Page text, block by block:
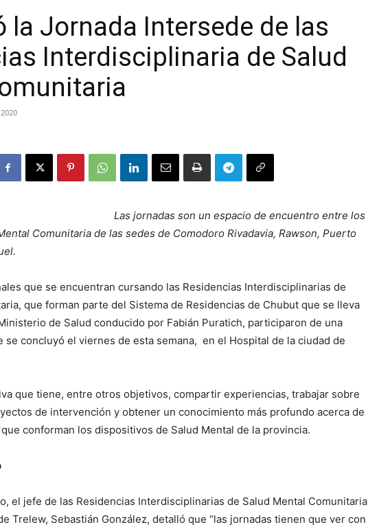
la Jornada Intersede de las
Interdisciplinaria de Salud
Las jornadas son un espacio de encuentro entre los
Comunitaria de las sedes de Comodoro Rivadavia, Rawson, Puerto
que se encuentran cursando las Residencias Interdisciplinarias de
que forman parte del Sistema de Residencias de Chubut que se lleva
de Salud conducido por Fabián Puratich, participaron de una
se concluyó el viernes de esta semana, en el Hospital de la ciudad de
que tiene, entre otros objetivos, compartir experiencias, trabajar sobre
de intervención y obtener un conocimiento más profundo acerca de
conforman los dispositivos de Salud Mental de la provincia.
el jefe de las Residencias Interdisciplinarias de Salud Mental Comunitaria
Trelew, Sebastián González, detalló que “las jornadas tienen que ver con